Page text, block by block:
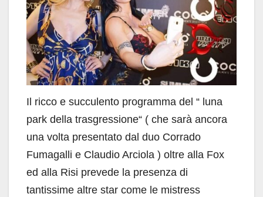
Il ricco e succulento programma del “ luna
park della trasgressione“ ( che sarà ancora
una volta presentato dal duo Corrado
Fumagalli e Claudio Arciola ) oltre alla Fox
ed alla Risi prevede la presenza di
tantissime altre star come le mistress